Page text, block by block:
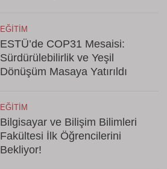
EĞITIM
ESTÜ’de COP31 Mesaisi:
Sürdürülebilirlik ve Yeşil
Dönüşüm Masaya Yatırıldı
EĞITIM
Bilgisayar ve Bilişim Bilimleri
Fakültesi İlk Öğrencilerini
Bekliyor!